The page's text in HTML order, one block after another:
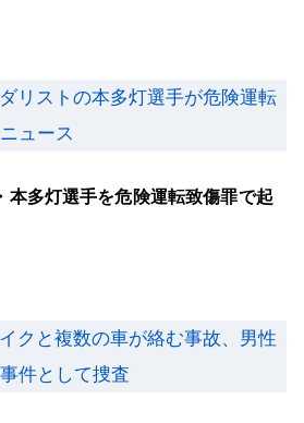
本多灯選手を危険運転致傷罪で起